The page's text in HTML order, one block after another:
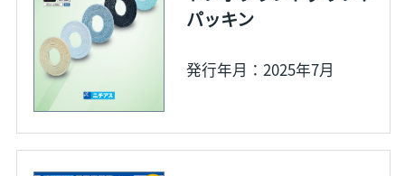
パッキン
発行年月：2025年7月